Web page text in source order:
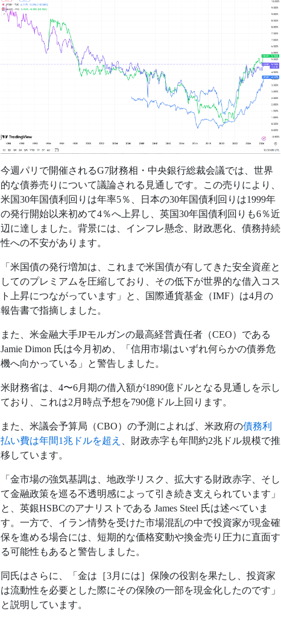
今週パリで開催されるG7財務相・中央銀行総裁会議では、世界
的な債券売りについて議論される見通しです。この売りにより、
米国30年国債利回りは年率5％、日本の30年国債利回りは1999年
の発行開始以来初めて4％へ上昇し、英国30年国債利回りも6％近
辺に達しました。背景には、インフレ懸念、財政悪化、債務持続
性への不安があります。
「米国債の発行増加は、これまで米国債が有してきた安全資産と
してのプレミアムを圧縮しており、その低下が世界的な借入コス
ト上昇につながっています」と、国際通貨基金（IMF）は4月の
報告書で指摘しました。
また、米金融大手JPモルガンの最高経営責任者（CEO）である
Jamie Dimon 氏は今月初め、「信用市場はいずれ何らかの債券危
機へ向かっている」と警告しました。
米財務省は、4〜6月期の借入額が1890億ドルとなる見通しを示し
ており、これは2月時点予想を790億ドル上回ります。
また、米議会予算局（CBO）の予測によれば、米政府の債務利
払い費は年間1兆ドルを超え
、財政赤字も年間約2兆ドル規模で推
移しています。
「金市場の強気基調は、地政学リスク、拡大する財政赤字、そし
て金融政策を巡る不透明感によって引き続き支えられています」
と、英銀HSBCのアナリストである James Steel 氏は述べていま
す。一方で、イラン情勢を受けた市場混乱の中で投資家が現金確
保を進める場合には、短期的な価格変動や換金売り圧力に直面す
る可能性もあると警告しました。
同氏はさらに、「金は［3月には］保険の役割を果たし、投資家
は流動性を必要とした際にその保険の一部を現金化したのです」
と説明しています。